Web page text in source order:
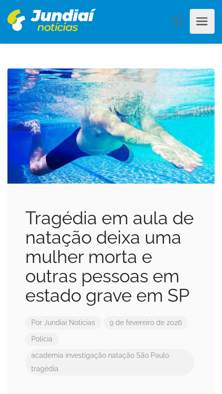
Tragédia em aula de
natação deixa uma
mulher morta e
outras pessoas em
estado grave em SP
Por Jundiaí Notícias 9 de fevereiro de 2026
Polícia
academia investigação natação São Paulo
tragédia